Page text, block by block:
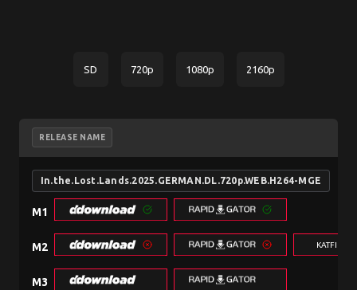
SD 720p 1080p 2160p
RELEASE NAME
In.the.Lost.Lands.2025.GERMAN.DL.720p.WEB.H264-MGE
M1
M2
M3